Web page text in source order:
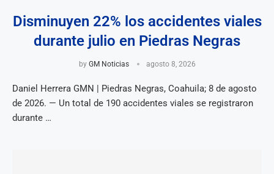
Disminuyen 22% los accidentes viales
durante julio en Piedras Negras
by GM Noticias agosto 8, 2026
Daniel Herrera GMN | Piedras Negras, Coahuila; 8 de agosto
de 2026. — Un total de 190 accidentes viales se registraron
durante …